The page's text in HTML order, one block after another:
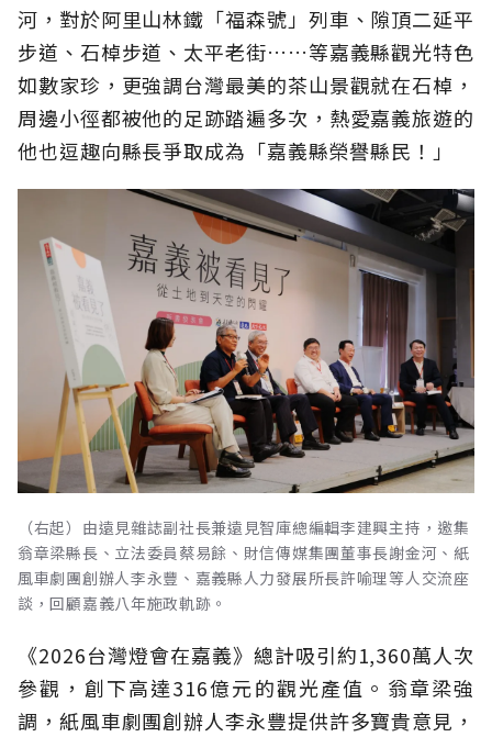
河，對於阿里山林鐵「福森號」列車、隙頂二延平
步道、石棹步道、太平老街……等嘉義縣觀光特色
如數家珍，更強調台灣最美的茶山景觀就在石棹，
周邊小徑都被他的足跡踏遍多次，熱愛嘉義旅遊的
他也逗趣向縣長爭取成為「嘉義縣榮譽縣民！」
（右起）由遠見雜誌副社長兼遠見智庫總編輯李建興主持，邀集
翁章梁縣長、立法委員蔡易餘、財信傳媒集團董事長謝金河、紙
風車劇團創辦人李永豐、嘉義縣人力發展所長許喻理等人交流座
談，回顧嘉義八年施政軌跡。
《2026台灣燈會在嘉義》總計吸引約1,360萬人次
參觀，創下高達316億元的觀光產值。翁章梁強
調，紙風車劇團創辦人李永豐提供許多寶貴意見，